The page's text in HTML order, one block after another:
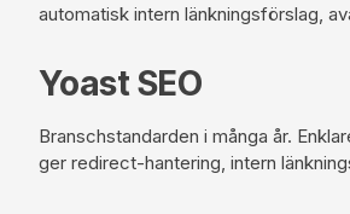
automatisk intern länkningsförslag,
Yoast SEO
Branschstandarden i många år.
ger redirect-hantering, intern